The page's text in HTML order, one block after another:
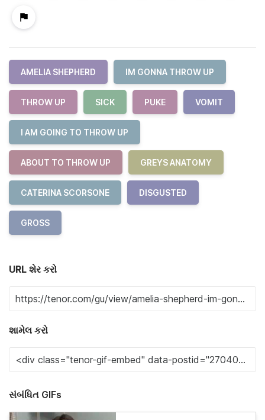
AMELIA SHEPHERD IM GONNA THROW UP
THROW UP SICK PUKE VOMIT
I AM GOING TO THROW UP
ABOUT TO THROW UP GREYS ANATOMY
CATERINA SCORSONE DISGUSTED
GROSS
URL શેર કરો
શામેલ કરો
સંબંધિત GIFs